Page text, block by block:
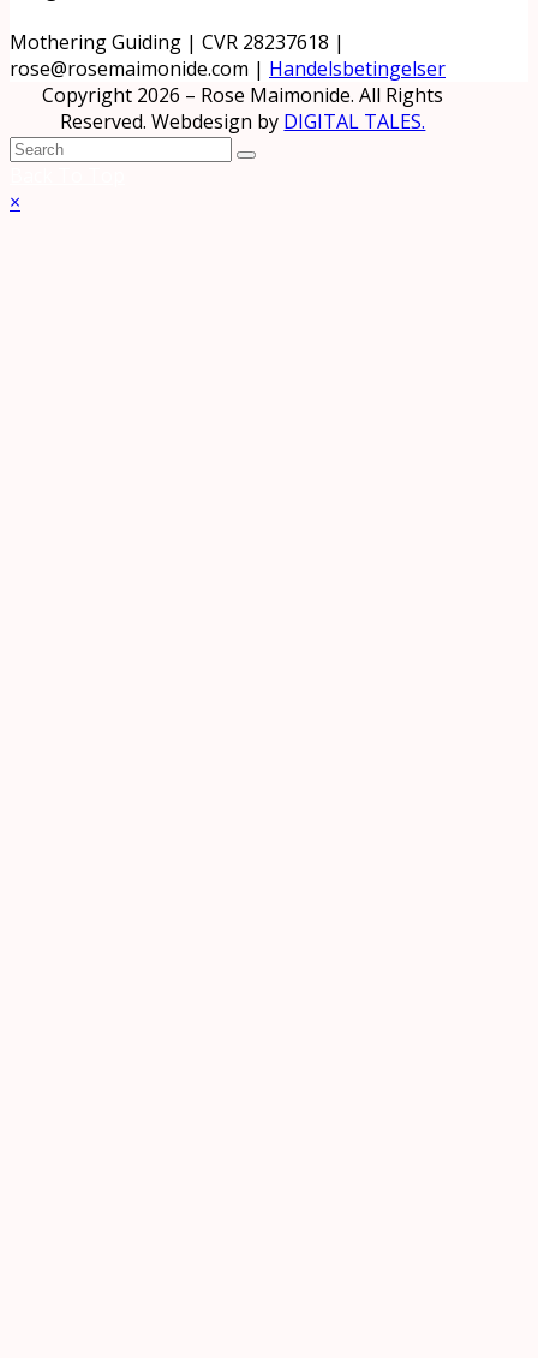
Mothering Guiding | CVR 28237618 |
rose@rosemaimonide.com | Handelsbetingelser
Copyright 2026 – Rose Maimonide. All Rights
Reserved. Webdesign by DIGITAL TALES.
×